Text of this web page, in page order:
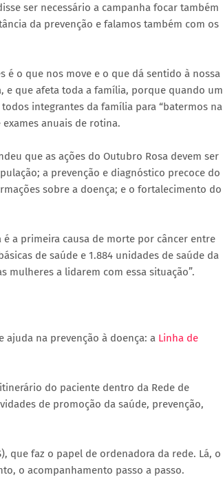
ser necessário a campanha focar também
da prevenção e falamos também com os
é o que nos move e o que dá sentido à nossa
e que afeta toda a família, porque quando um
integrantes da família para “batermos na
exames anuais de rotina.
que as ações do Outubro Rosa devem ser
a prevenção e diagnóstico precoce do
sobre a doença; e o fortalecimento do
é a primeira causa de morte por câncer entre
de saúde e 1.884 unidades de saúde da
mulheres a lidarem com essa situação”.
na prevenção à doença: a Linha de
do paciente dentro da Rede de
de promoção da saúde, prevenção,
que faz o papel de ordenadora da rede. Lá, o
o acompanhamento passo a passo.